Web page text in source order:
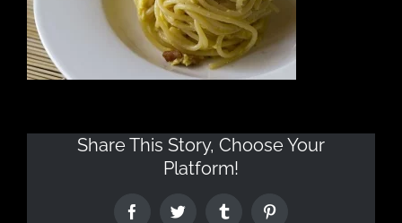
Share This Story, Choose Your
Platform!